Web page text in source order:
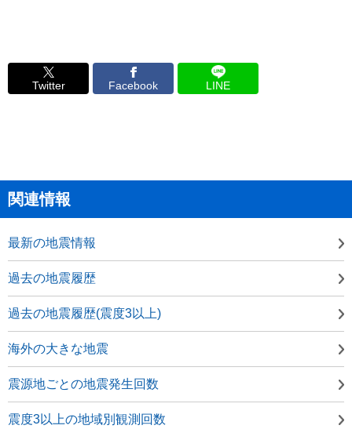
Twitter Facebook LINE
関連情報
最新の地震情報
過去の地震履歴
過去の地震履歴(震度3以上)
海外の大きな地震
震源地ごとの地震発生回数
震度3以上の地域別観測回数